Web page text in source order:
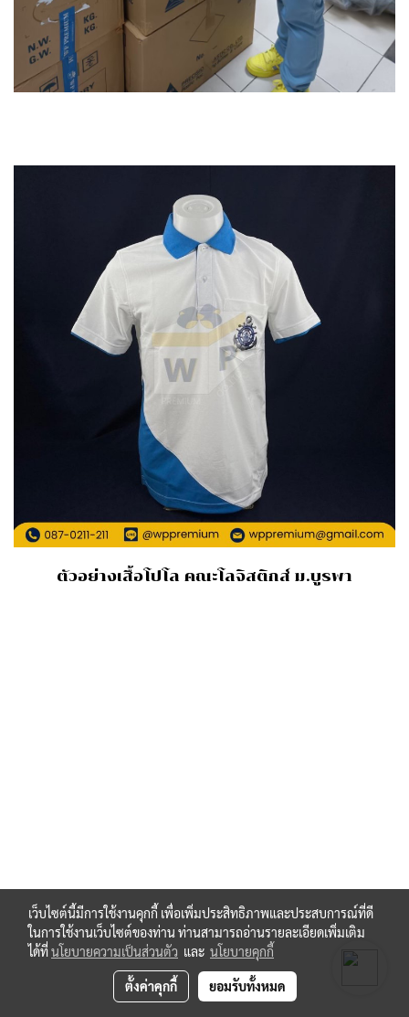
ตัวอย่างเสื้อโปโล คณะโลจิสติกส์ ม.บูรพา
เว็บไซต์นี้มีการใช้งานคุกกี้ เพื่อเพิ่มประสิทธิภาพและประสบการณ์ที่ดี
ในการใช้งานเว็บไซต์ของท่าน ท่านสามารถอ่านรายละเอียดเพิ่มเติม
ได้ที่นโยบายความเป็นส่วนตัว และ นโยบายคุกกี้
ตั้งค่าคุกกี้ ยอมรับทั้งหมด